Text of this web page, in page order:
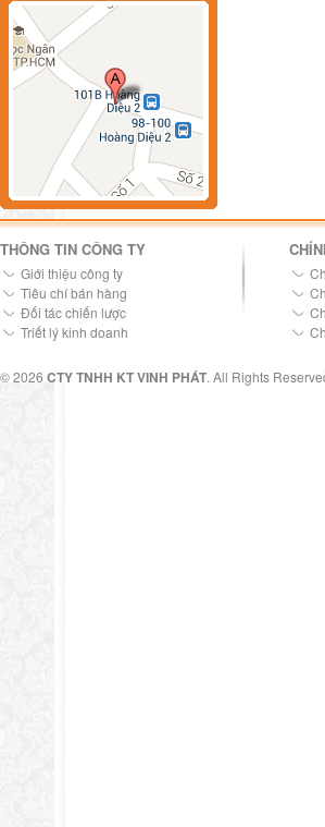
THÔNG TIN CÔNG TY
Giới thiệu công ty
Tiêu chí bán hàng
Đối tác chiến lược
Triết lý kinh doanh
© 2026 CTY TNHH KT VINH PHÁT. All Rights